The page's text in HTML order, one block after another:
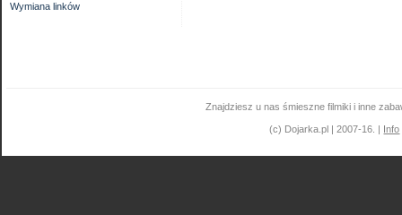
Wymiana linków
Znajdziesz u nas śmieszne filmiki i inne
(c) Dojarka.pl | 2007-16. | Info